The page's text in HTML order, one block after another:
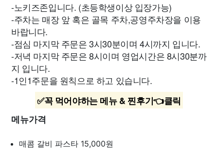
-노키즈존입니다. (초등학생이상 입장가능)
-주차는 매장 앞 혹은 골목 주차,공영주차장을 이용
바랍니다.
-점심 마지막 주문은 3시30분이며 4시까지 입니다.
-저녁 마지막 주문은 8시이며 영업시간은 8시30분까
지 입니다.
-1인1주문을 원칙으로 하고 있습니다.
✅꼭 먹어야하는 메뉴 & 찐후기👈클릭
메뉴가격
매콤 갈비 파스타 15,000원